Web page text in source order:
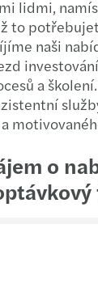
lidmi,
to
naši
a
o